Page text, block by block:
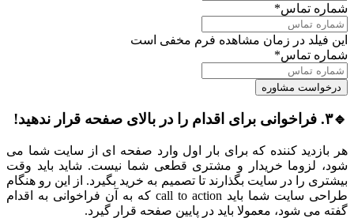
شماره تماس*
این فیلد در زمان مشاهده فرم مخفی است
شماره تماس*
🔹۳. فراخوانی برای اقدام را در بالای صفحه قرار ندهید!
هر بازدید کننده که برای بار اول وارد صفحه ای از سایت شما می
شود، لزوما خریدار و مشتری قطعی شما نیست. شاید باید وقت
بیشتری را در سایت بگذارند تا تصمیم به خرید بگیرد. از این رو هنگام
طراحی سایت شما باید call to action که به آن فراخوانی به اقدام
گفته می شود، معمولا باید در پایین صفحه قرار گیرد.